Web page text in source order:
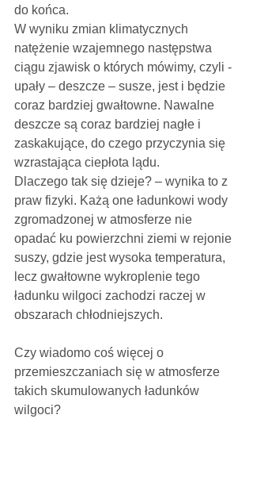
do końca.
W wyniku zmian klimatycznych
natężenie wzajemnego następstwa
ciągu zjawisk o których mówimy, czyli -
upały – deszcze – susze, jest i będzie
coraz bardziej gwałtowne. Nawalne
deszcze są coraz bardziej nagłe i
zaskakujące, do czego przyczynia się
wzrastająca ciepłota lądu.
Dlaczego tak się dzieje? – wynika to z
praw fizyki. Każą one ładunkowi wody
zgromadzonej w atmosferze nie
opadać ku powierzchni ziemi w rejonie
suszy, gdzie jest wysoka temperatura,
lecz gwałtowne wykroplenie tego
ładunku wilgoci zachodzi raczej w
obszarach chłodniejszych.
Czy wiadomo coś więcej o
przemieszczaniach się w atmosferze
takich skumulowanych ładunków
wilgoci?